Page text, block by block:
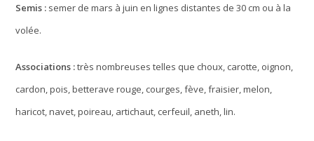
Semis : semer de mars à juin en lignes distantes de 30 cm ou à la
volée.
Associations :très nombreuses telles que choux, carotte, oignon,
cardon, pois, betterave rouge, courges, fève, fraisier, melon,
haricot, navet, poireau, artichaut, cerfeuil, aneth, lin.